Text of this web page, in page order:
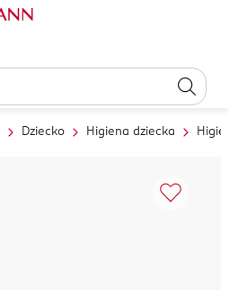
Dziecko Higiena dziecka